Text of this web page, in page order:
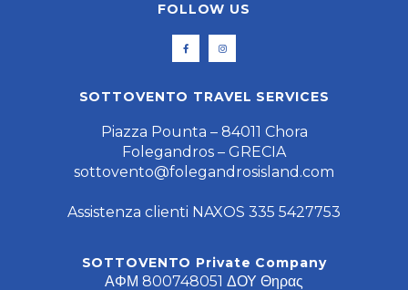
FOLLOW US
SOTTOVENTO TRAVEL SERVICES
Piazza Pounta – 84011 Chora
Folegandros – GRECIA
sottovento@folegandrosisland.com
Assistenza clienti NAXOS 335 5427753
SOTTOVENTO Private Company
ΑΦΜ 800748051 ΔΟΥ Θηρας